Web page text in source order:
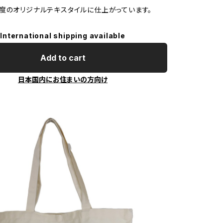
のオリジナルテキスタイルに仕上がっています。
International shipping available
Add to cart
日本国内にお住まいの方向け